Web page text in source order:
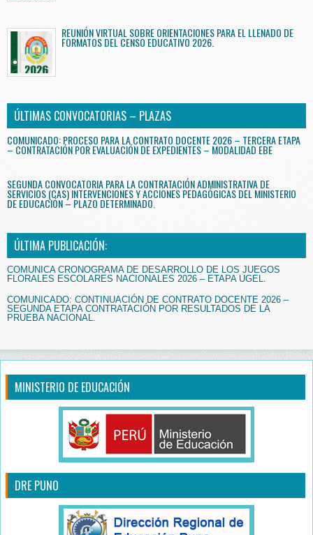
REUNIÓN VIRTUAL SOBRE ORIENTACIONES PARA EL LLENADO DE
FORMATOS DEL CENSO EDUCATIVO 2026.
ÚLTIMAS CONVOCATORIAS – PLAZAS
COMUNICADO: PROCESO PARA LA CONTRATO DOCENTE 2026 – TERCERA ETAPA
– CONTRATACIÓN POR EVALUACIÓN DE EXPEDIENTES – MODALIDAD EBE
SEGUNDA CONVOCATORIA PARA LA CONTRATACIÓN ADMINISTRATIVA DE
SERVICIOS (CAS) INTERVENCIONES Y ACCIONES PEDAGÓGICAS DEL MINISTERIO
DE EDUCACIÓN – PLAZO DETERMINADO.
ÚLTIMA PUBLICACIÓN:
COMUNICA CRONOGRAMA DE DESARROLLO DE LOS JUEGOS
FLORALES ESCOLARES NACIONALES 2026 – ETAPA UGEL.
COMUNICADO: CONTINUACIÓN DE CONTRATO DOCENTE 2026 –
SEGUNDA ETAPA CONTRATACIÓN POR RESULTADOS DE LA
PRUEBA NACIONAL.
MINISTERIO DE EDUCACIÓN
DRE PUNO